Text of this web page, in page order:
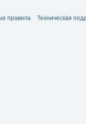
правила Техническая